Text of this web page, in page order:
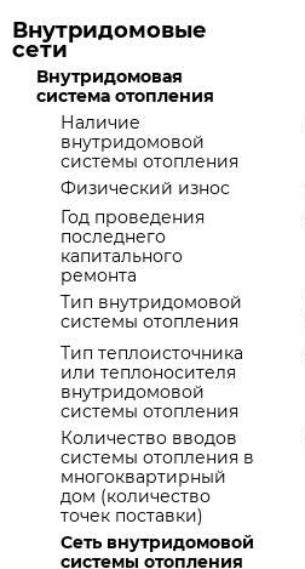
Внутридомовые
сети
Внутридомовая
система отопления
Наличие
внутридомовой
системы отопления
Физический износ
Год проведения
последнего
капитального
ремонта
Тип внутридомовой
системы отопления
Тип теплоисточника
или теплоносителя
внутридомовой
системы отопления
Количество вводов
системы отопления в
многоквартирный
дом (количество
точек поставки)
Сеть внутридомовой
системы отопления